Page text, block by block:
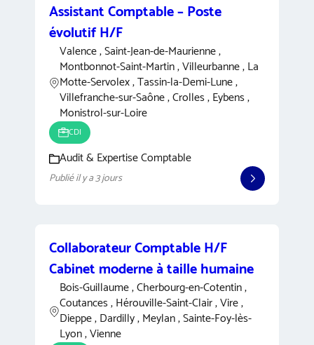
Assistant Comptable – Poste
évolutif H/F
Valence , Saint-Jean-de-Maurienne ,
Montbonnot-Saint-Martin , Villeurbanne , La
Motte-Servolex , Tassin-la-Demi-Lune ,
Villefranche-sur-Saône , Crolles , Eybens ,
Monistrol-sur-Loire
CDI
Audit & Expertise Comptable
Publié il y a 3 jours
Collaborateur Comptable H/F
Cabinet moderne à taille humaine
Bois-Guillaume , Cherbourg-en-Cotentin ,
Coutances , Hérouville-Saint-Clair , Vire ,
Dieppe , Dardilly , Meylan , Sainte-Foy-lès-
Lyon , Vienne